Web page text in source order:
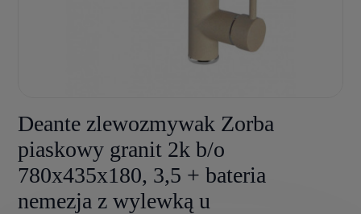
Deante zlewozmywak Zorba
piaskowy granit 2k b/o
780x435x180, 3,5 + bateria
nemezja z wylewką u